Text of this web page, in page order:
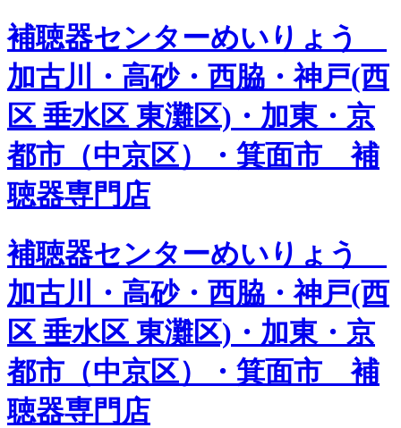
補聴器センターめいりょう
加古川・高砂・西脇・神戸(西
区 垂水区 東灘区)・加東・京
都市（中京区）・箕面市 補
聴器専門店
補聴器センターめいりょう
加古川・高砂・西脇・神戸(西
区 垂水区 東灘区)・加東・京
都市（中京区）・箕面市 補
聴器専門店